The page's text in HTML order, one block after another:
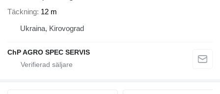
Täckning 12 m
Ukraina, Kirovograd
ChP AGRO SPEC SERVIS